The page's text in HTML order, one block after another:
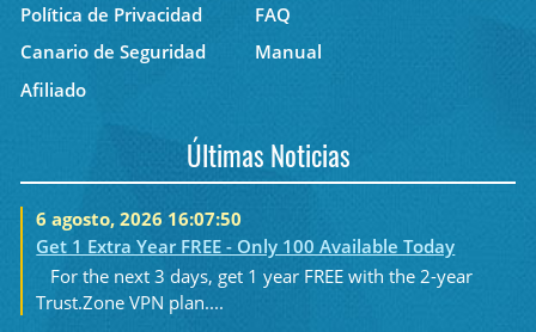
Política de Privacidad
FAQ
Canario de Seguridad
Manual
Afiliado
Últimas Noticias
6 agosto, 2026 16:07:50
Get 1 Extra Year FREE - Only 100 Available Today
For the next 3 days, get 1 year FREE with the 2-year
Trust.Zone VPN plan....